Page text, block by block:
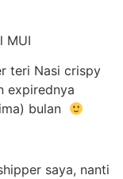
MUI
teri Nasi crispy
expirednya
bulan
saya, nanti